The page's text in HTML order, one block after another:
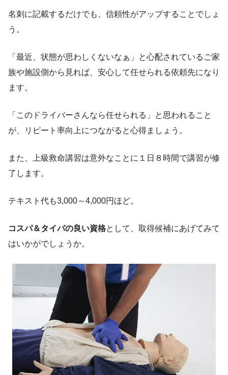
名刺に記載するだけでも、信頼性がアップすることでしょ
う。
「最近、状態が思わしくないなぁ」と心配されているご家
族や施設側から見れば、安心して任せられる依頼先になり
ます。
「このドライバーさんなら任せられる」と思われること
が、リピート率向上につながると心得ましょう。
また、上級救命講習は意外なことに１日８時間で講習が修
了します。
テキスト代も3,000～4,000円ほど。
コスパ＆タイパの良い資格として、取得候補にあげてみて
はいかがでしょうか。